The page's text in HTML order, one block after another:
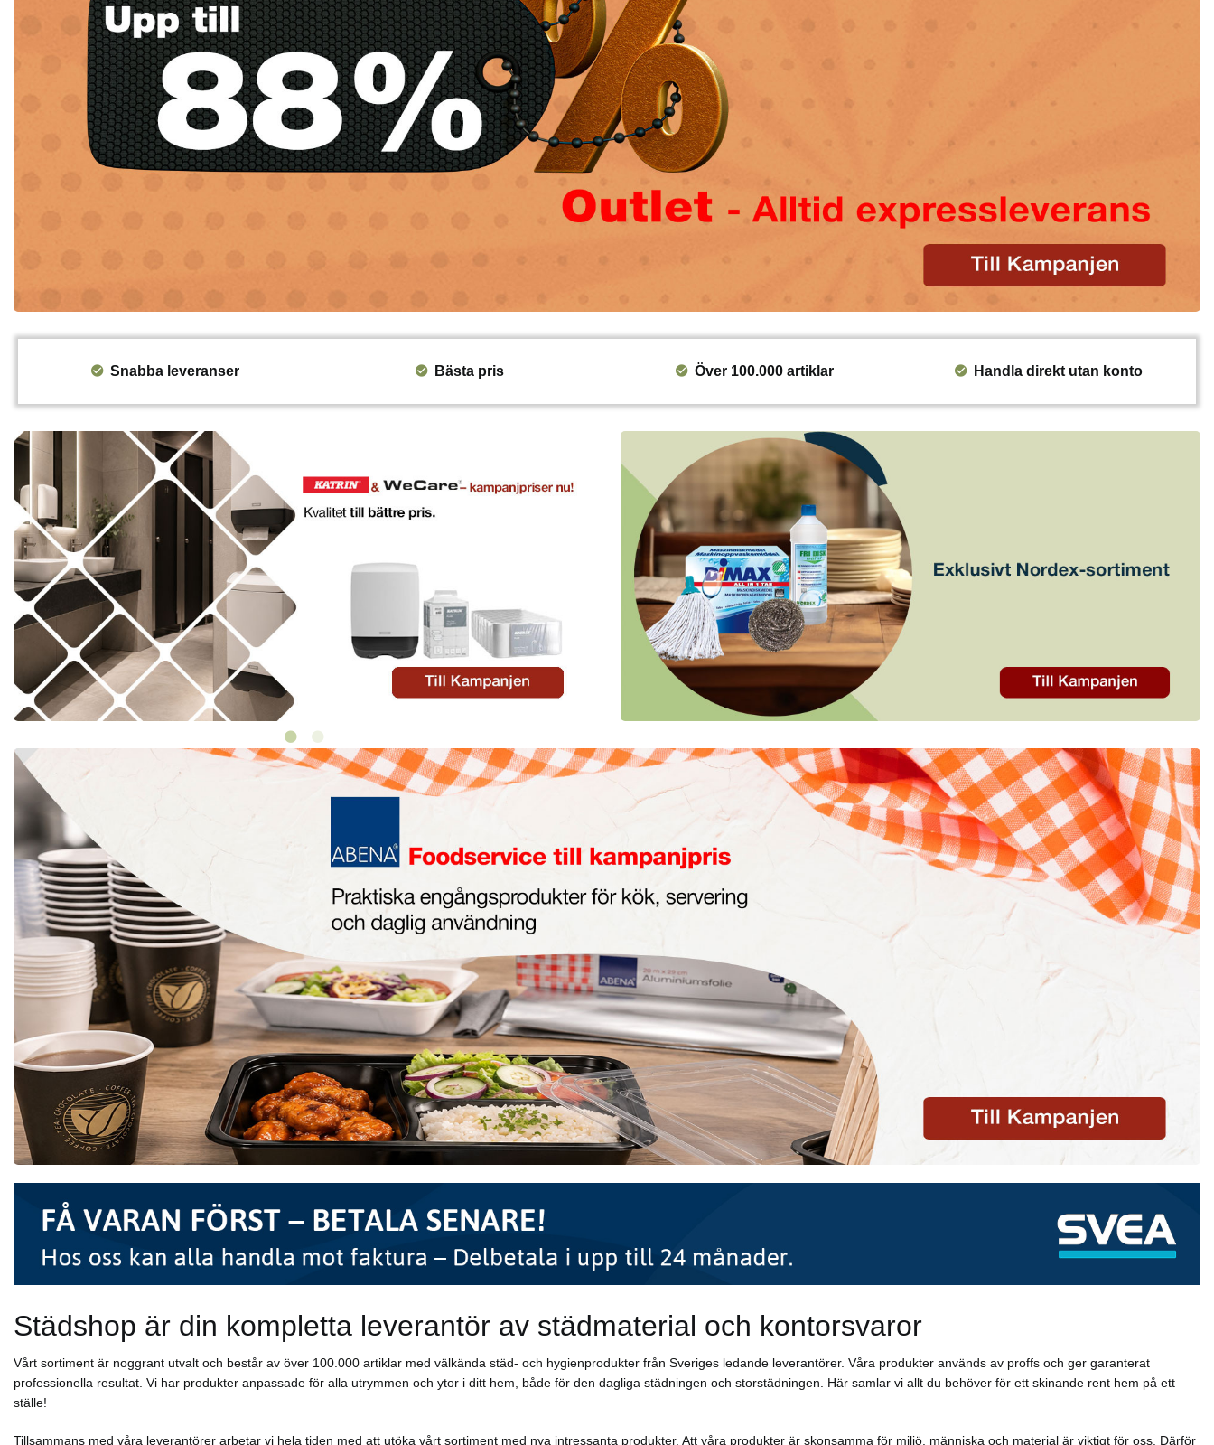
Snabba leveranser Bästa pris Över 100.000 artiklar Handla direkt utan konto
Städshop är din kompletta leverantör av städmaterial och kontorsvaror
Vårt sortiment är noggrant utvalt och består av över 100.000 artiklar med välkända städ- och hygienprodukter från Sveriges ledande leverantörer. Våra produkter används av proffs och ger garanterat
professionella resultat. Vi har produkter anpassade för alla utrymmen och ytor i ditt hem, både för den dagliga städningen och storstädningen. Här samlar vi allt du behöver för ett skinande rent hem på ett
ställe!
Tillsammans med våra leverantörer arbetar vi hela tiden med att utöka vårt sortiment med nya intressanta produkter. Att våra produkter är skonsamma för miljö, människa och material är viktigt för oss. Därför